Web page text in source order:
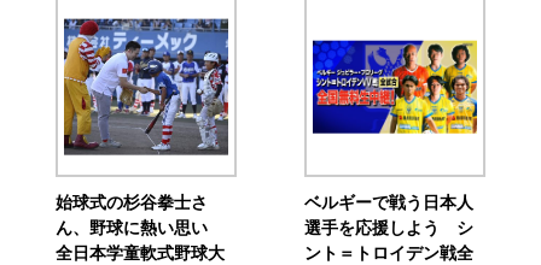
始球式の杉谷拳士さ
ん、野球に熱い思い
全日本学童軟式野球大
ベルギーで戦う日本人
選手を応援しよう シ
ント＝トロイデン戦全